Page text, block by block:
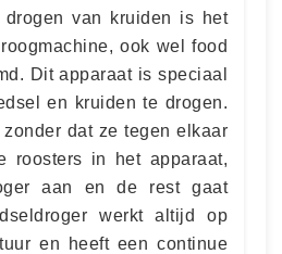
drogen van kruiden is het
ook wel food
Dit apparaat is speciaal
en kruiden te drogen.
dat ze tegen elkaar
roosters in het apparaat,
aan en de rest gaat
werkt altijd op
en heeft een continue